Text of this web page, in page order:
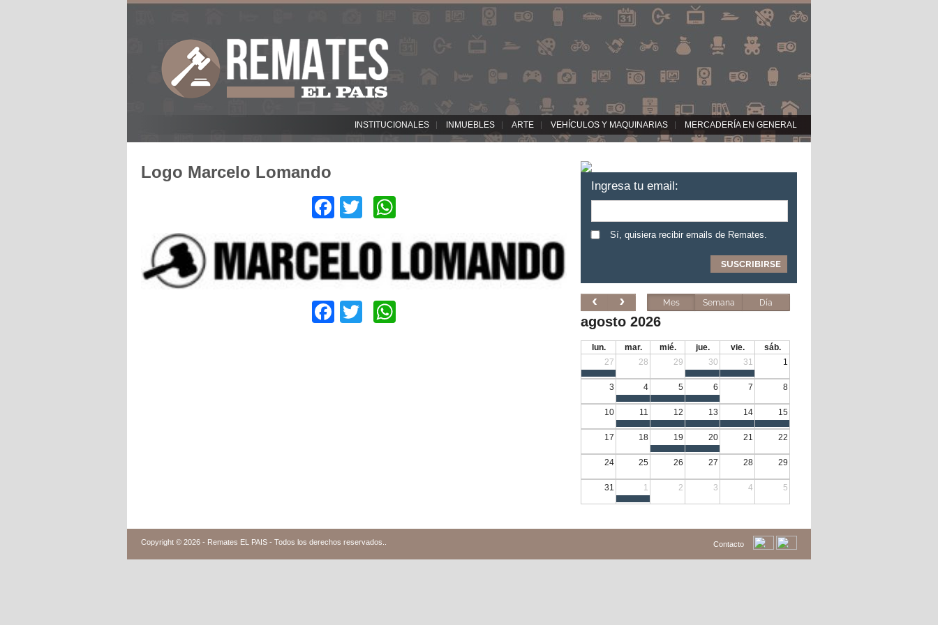
INSTITUCIONALES INMUEBLES ARTE VEHÍCULOS Y MAQUINARIAS MERCADERÍA EN GENERAL
Logo Marcelo Lomando
Facebook
Twitter
Facebook
Twitter
Ingresa tu email:
Sí, quisiera recibir emails de Remates.
Mes Semana Día
agosto 2026
lun. mar. mié. jue. vie.
sáb.
27
28 29 30 31 1
3 4 5 6 7 8
10 11 12 13 14 15
17 18 19 20 21 22
24 25 26 27 28 29
31 1 2 3 4 5
Contacto
Copyright © 2026 - Remates EL PAIS - Todos los derechos reservados.